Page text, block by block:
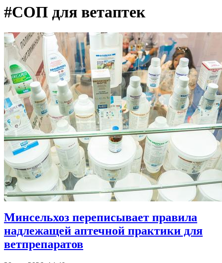
#СОП для ветаптек
Минсельхоз переписывает правила
надлежащей аптечной практики для
ветпрепаратов